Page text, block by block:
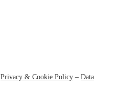
Privacy & Cookie Policy– Data